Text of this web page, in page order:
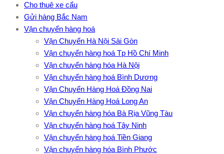
Cho thuê xe cẩu
Gửi hàng Bắc Nam
Vận chuyển hàng hoá
Vận Chuyển Hà Nội Sài Gòn
Vận chuyển hàng hoá Tp Hồ Chí Minh
Vận chuyển hàng hóa Hà Nội
Vận chuyển hàng hoá Bình Dương
Vận Chuyển Hàng Hoá Đồng Nai
Vận Chuyển Hàng Hoá Long An
Vận chuyển hàng hóa Bà Rịa Vũng Tàu
Vận chuyển hàng hoá Tây Ninh
Vận chuyển hàng hoá Tiền Giang
Vận chuyển hàng hóa Bình Phước